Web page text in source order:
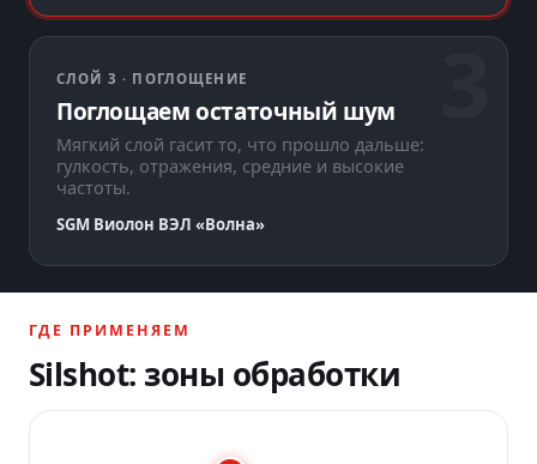
СЛОЙ 3 · ПОГЛОЩЕНИЕ
Поглощаем остаточный шум
Мягкий слой гасит то, что прошло дальше:
гулкость, отражения, средние и высокие
частоты.
SGM Виолон ВЭЛ «Волна»
ГДЕ ПРИМЕНЯЕМ
Silshot: зоны обработки